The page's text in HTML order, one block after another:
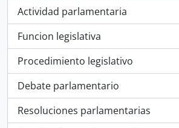
Actividad parlamentaria
, 1 resultados
Funcion legislativa
, 1 resultados
Procedimiento legislativo
, 1 resultados
Debate parlamentario
, 1 resultados
Resoluciones parlamentarias
, 1 resultados